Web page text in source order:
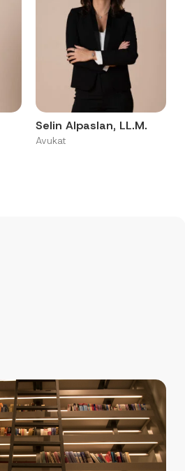
Selin Alpaslan, LL.M.
Avukat